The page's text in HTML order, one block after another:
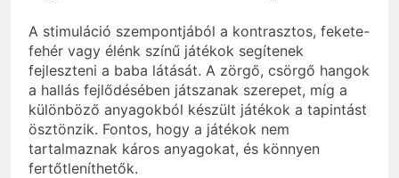
A stimuláció szempontjából a kontrasztos, fekete-
fehér vagy élénk színű játékok segítenek
fejleszteni a baba látását. A zörgő, csörgő hangok
a hallás fejlődésében játszanak szerepet, míg a
különböző anyagokból készült játékok a tapintást
ösztönzik. Fontos, hogy a játékok nem
tartalmaznak káros anyagokat, és könnyen
fertőtleníthetők.